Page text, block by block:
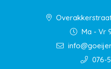
Ma - Vr
076-